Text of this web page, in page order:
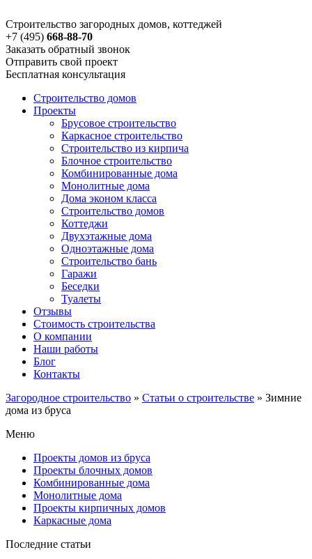
Строительство загородных домов, коттеджей
+7 (495) 668-88-70
Заказать обратный звонок
Отправить свой проект
Бесплатная консультация
Строительство домов
Проекты
Брусовое строительство
Каркасное строительство
Строительство из кирпича
Блочное строительство
Комбинированные дома
Монолитные дома
Дома эконом класса
Строительство домов
Коттеджи
Двухэтажные дома
Одноэтажные дома
Строительство бань
Гаражи
Беседки
Туалеты
Отзывы
Стоимость строительства
О компании
Наши работы
Блог
Контакты
Загородное строительство » Статьи о строительстве » Зимние
дома из бруса
Меню
Проекты домов из бруса
Проекты блочных домов
Комбинированные дома
Монолитные дома
Проекты кирпичных домов
Каркасные дома
Последние статьи